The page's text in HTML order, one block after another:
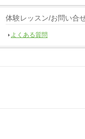
体験レッスン/お問い合
よくある質問